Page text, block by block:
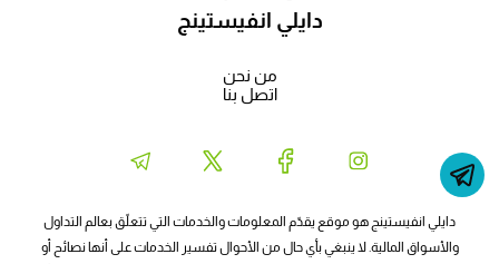
دايلي انفيستينج
من نحن
اتصل بنا
دايلي انفيستينج هو موقع يقدّم المعلومات والخدمات التي تتعلّق بعالم التداول
والأسواق المالية. لا ينبغي بأي حال من الأحوال تفسير الخدمات على أنها نصائح أو